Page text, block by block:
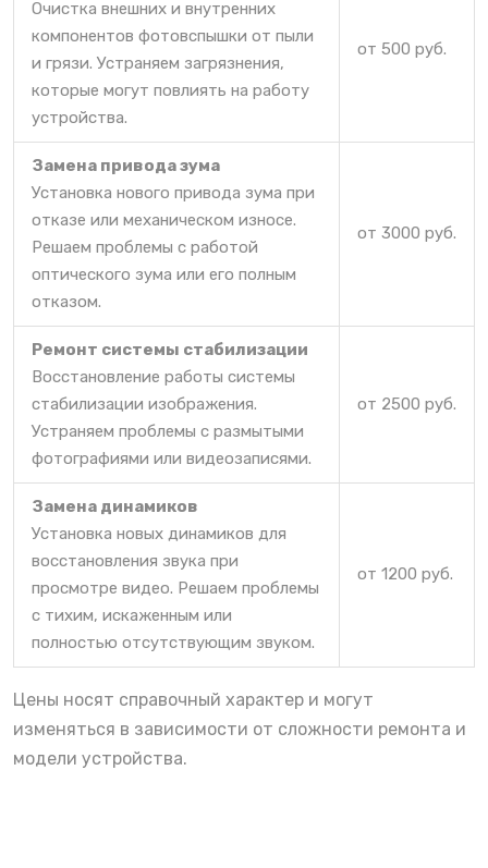
Очистка внешних и внутренних
компонентов фотовспышки от пыли
и грязи. Устраняем загрязнения,
которые могут повлиять на работу
устройства.
от 500 руб.
Замена привода зума
Установка нового привода зума при
отказе или механическом износе.
Решаем проблемы с работой
оптического зума или его полным
отказом.
от 3000 руб.
Ремонт системы стабилизации
Восстановление работы системы
стабилизации изображения.
Устраняем проблемы с размытыми
фотографиями или видеозаписями.
от 2500 руб.
Замена динамиков
Установка новых динамиков для
восстановления звука при
просмотре видео. Решаем проблемы
с тихим, искаженным или
полностью отсутствующим звуком.
от 1200 руб.
Цены носят справочный характер и могут
изменяться в зависимости от сложности ремонта и
модели устройства.